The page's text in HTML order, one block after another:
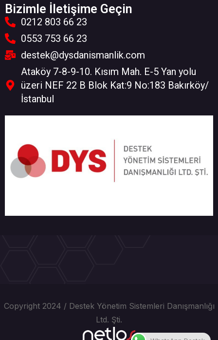
Bizimle İletişime Geçin
0212 803 66 23
0553 753 66 23
destek@dysdanismanlik.com
Ataköy 7-8-9-10. Kısım Mah. E-5 Yan yolu
üzeri NEF 22 B Blok Kat:9 No:183 Bakırköy/
İstanbul
Copyright 2024 / Destek Yönetim Sistemleri Danışmanlığı
Ltd. Şti.